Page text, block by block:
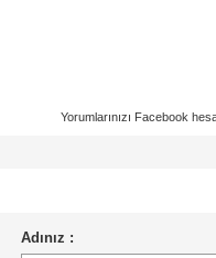
Yorumlarınızı Facebook